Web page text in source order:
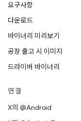
요구사항
다운로드
바이너리 미리보기
공장 출고 시 이미지
드라이버 바이너리
연결
X의 @Android